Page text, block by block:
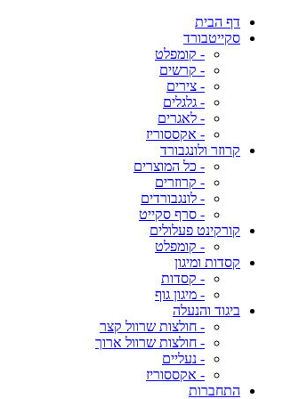
דף הבית
סקייטבורד
- קומפלט
- קרשים
- צירים
- גלגלים
- לאגרים
- אקססוריז
קרוזר ולונגבורד
- כל המוצרים
- קרוזרים
- לונגבורדים
- סרף סקייט
קורקינט פעלולים
- קומפלט
קסדות ומיגון
- קסדות
- מיגון גוף
ביגוד והנעלה
- חולצות שרוול קצר
- חולצות שרוול ארוך
- נעליים
- אקססוריז
התחברות